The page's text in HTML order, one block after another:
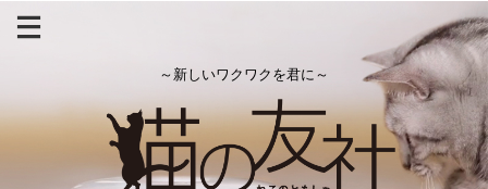
～新しいワクワクを君に～